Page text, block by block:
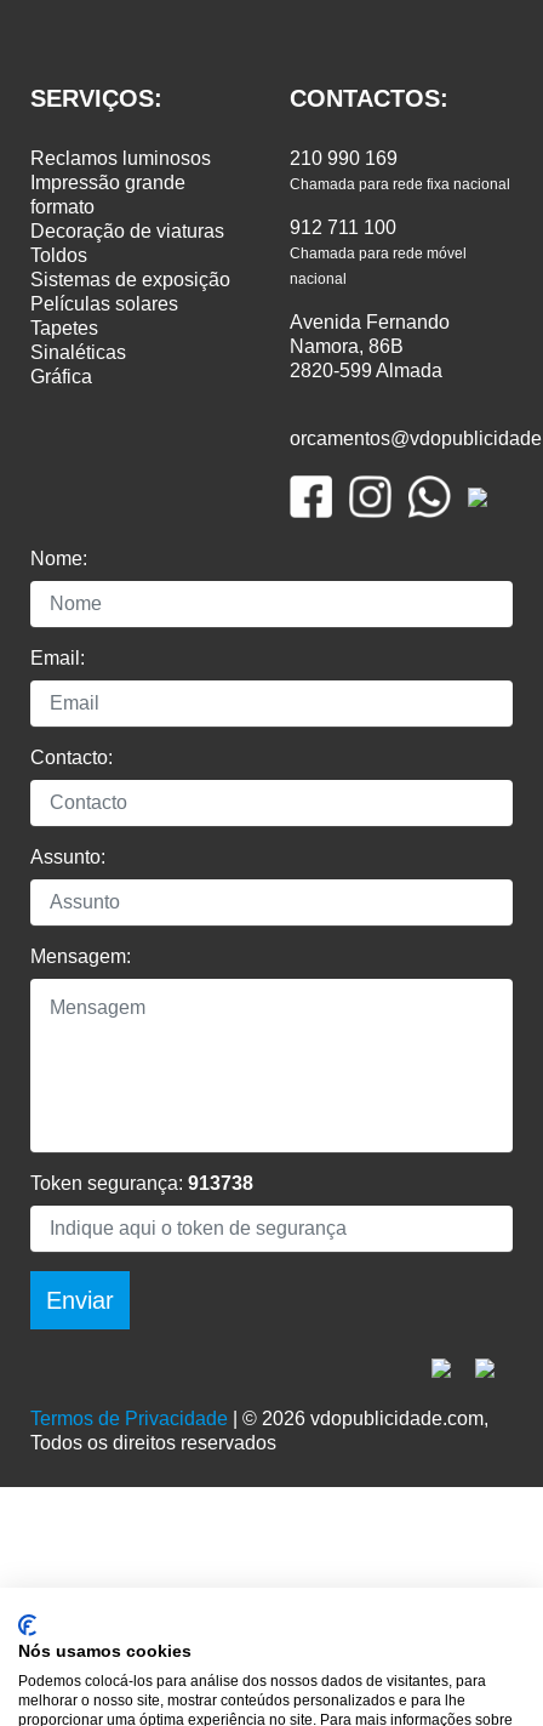
SERVIÇOS:
reclamos luminosos
formato
decoração de viaturas
toldos
sistemas de exposição
películas solares
tapetes
sinaléticas
gráfica
CONTACTOS:
210 990 169
Chamada para rede fixa nacional
912 711 100
Chamada para rede móvel
nacional
Avenida Fernando
Namora, 86B
2820-599 Almada
Nome:
Email:
Contacto:
Assunto:
Mensagem:
Token segurança: 913738
Enviar
Termos de Privacidade | © 2026 vdopublicidade.com,
Todos os direitos reservados
Nós usamos cookies
Podemos colocá-los para análise dos nossos dados de visitantes, para
melhorar o nosso site, mostrar conteúdos personalizados e para lhe
proporcionar uma óptima experiência no site. Para mais informações sobre